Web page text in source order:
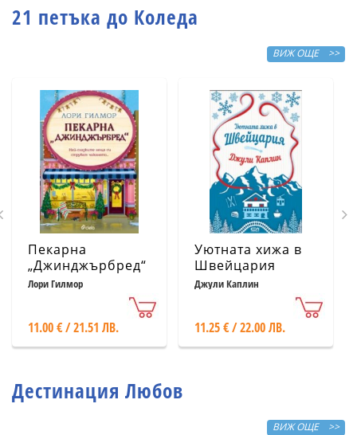
21 петъка до Коледа
ВИЖ ОЩЕ >>
Пекарна
„Джинджърбред“
(с цветни
Лори Гилмор
11.00 € / 21.51 ЛВ.
Уютната хижа в
Швейцария
Джули Каплин
11.25 € / 22.00 ЛВ.
Дестинация Любов
ВИЖ ОЩЕ >>